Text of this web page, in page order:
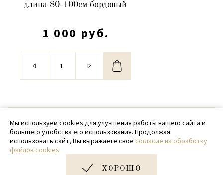
длина 80-100см бордовый
1 000 руб.
© 2020 - 2026 SamPack
+ 7 (918) 699-97-87
zakaz@sampack.store
Мы используем cookies для улучшения работы нашего сайта и
большего удобства его использования. Продолжая
использовать сайт, Вы выражаете своё согласие на обработку
файлов cookies
ХОРОШО